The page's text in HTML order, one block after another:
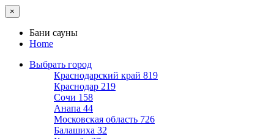
×
Бани сауны
Home
Выбрать город
Краснодарский край 819
Краснодар 219
Сочи 158
Анапа 44
Московская область 726
Балашиха 32